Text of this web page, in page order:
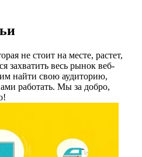
не стоит на месте, растет,
захватить весь рынок веб-
найти свою аудиторию,
работать. Мы за добро,